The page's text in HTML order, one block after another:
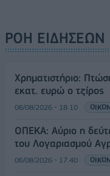
ΡΟΗ ΕΙΔΗΣΕΩΝ
Χρηματιστήριο:
εκατ. ευρώ ο τζίρος
06/08/2026 - 18:10
ΟΠΕΚΑ: Αύριο η
του Λογαριασμού
06/08/2026 - 17:40